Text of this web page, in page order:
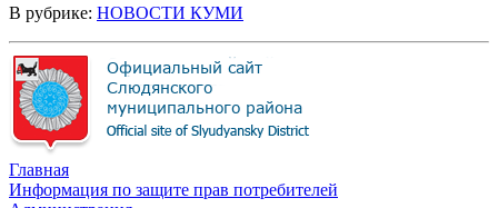
В рубрике: НОВОСТИ КУМИ
Главная
Информация по защите прав потребителей